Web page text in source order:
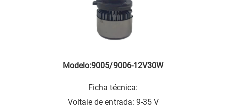
Modelo:9005/9006-12V30W
Ficha técnica:
Voltaje de entrada: 9-35 V